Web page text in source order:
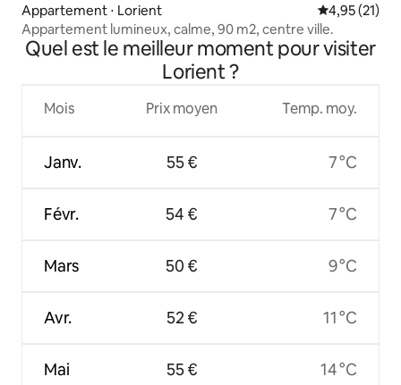
Appartement ⋅ Lorient Évaluation
4,95 (21)
Appartement lumineux, calme, 90 m2, centre ville.
Quel est le meilleur moment pour visiter
Lorient ?
Mois
Janv.
Févr.
Mars
Avr.
Mai
Prix moyen
55 €
54 €
50 €
52 €
55 €
Temp. moy.
7 °C
7 °C
9 °C
11 °C
14 °C